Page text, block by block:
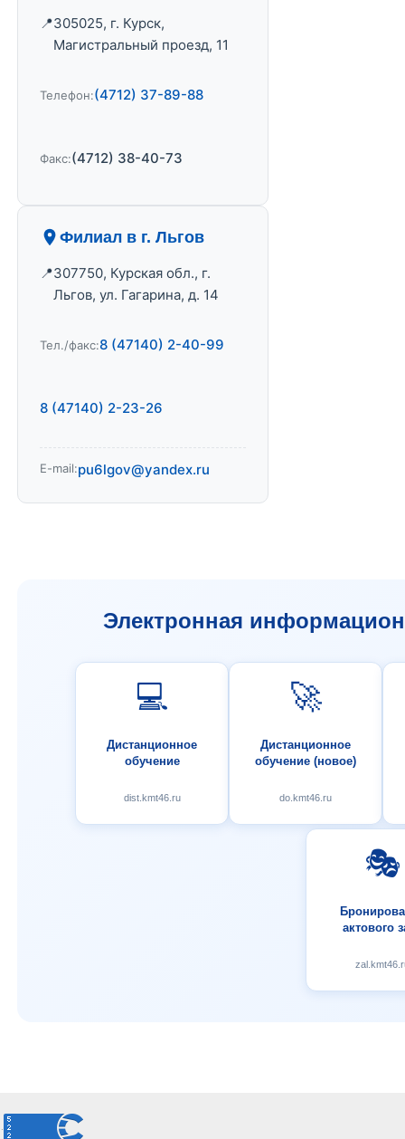
305025, г. Курск,
Магистральный проезд, 11
Телефон:(4712) 37-89-88
Факс:(4712) 38-40-73
Филиал в г. Льгов
307750, Курская обл., г.
Льгов, ул. Гагарина, д. 14
Тел./факс:8 (47140) 2-40-99
8 (47140) 2-23-26
E-mail:pu6lgov@yandex.ru
Электронная
💻
Дистанционное
обучение
dist.kmt46.ru
🚀
Дистанционное
обучение (новое)
do.kmt46.ru
🎭
актового
.